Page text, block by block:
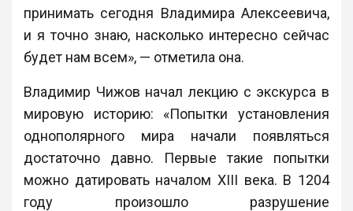
принимать сегодня Владимира Алексеевича,
и я точно знаю, насколько интересно сейчас
будет нам всем», — отметила она.
Владимир Чижов начал лекцию с экскурса в
мировую историю: «Попытки установления
однополярного мира начали появляться
достаточно давно. Первые такие попытки
можно датировать началом XIII века. В 1204
году произошло разрушение